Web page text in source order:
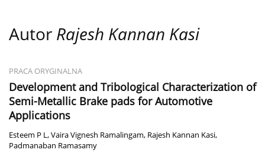
Autor Rajesh Kannan Kasi
PRACA ORYGINALNA
Development and Tribological Characterization of
Semi-Metallic Brake pads for Automotive
Applications
Esteem P L,Vaira Vignesh Ramalingam, Rajesh Kannan Kasi,
Padmanaban Ramasamy